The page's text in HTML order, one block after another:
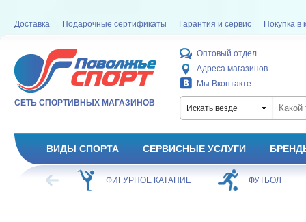
Доставка Подарочные сертификаты Гарантия и сервис Покупка в
СЕТЬ СПОРТИВНЫХ МАГАЗИНОВ
Оптовый отдел
Адреса магазинов
Мы Вконтакте
Искать везде
ВИДЫ СПОРТА СЕРВИСНЫЕ УСЛУГИ
ХОККЕЙ ФИГУРНОЕ КАТАНИЕ ФУТБОЛ